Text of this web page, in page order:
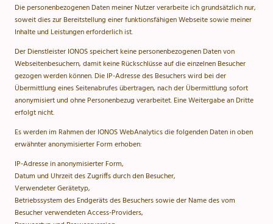
Die personenbezogenen Daten meiner Nutzer verarbeite ich grundsätzlich nur,
soweit dies zur Bereitstellung einer funktionsfähigen Webseite sowie meiner
Inhalte und Leistungen erforderlich ist.
Der Dienstleister IONOS speichert keine personenbezogenen Daten von
Webseitenbesuchern, damit keine Rückschlüsse auf die einzelnen Besucher
gezogen werden können. Die IP-Adresse des Besuchers wird bei der
Übermittlung eines Seitenabrufes übertragen, nach der Übermittlung sofort
anonymisiert und ohne Personenbezug verarbeitet. Eine Weitergabe an Dritte
erfolgt nicht.
Es werden im Rahmen der IONOS WebAnalytics die folgenden Daten in oben
erwähnter anonymisierter Form erhoben:
IP-Adresse in anonymisierter Form,
Datum und Uhrzeit des Zugriffs durch den Besucher,
Verwendeter Gerätetyp,
Betriebssystem des Endgeräts des Besuchers sowie der Name des vom
Besucher verwendeten Access-Providers,